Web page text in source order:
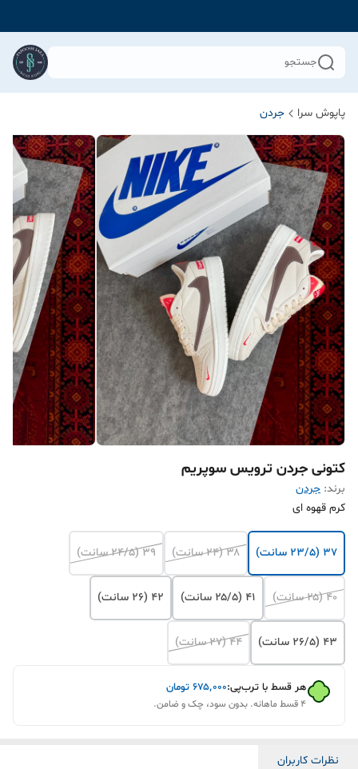
جستجو
پاپوش سرا جردن
کتونی جردن ترویس سوپریم
برند: جردن
کرم قهوه ای
۳۷ (۲۳/۵ سانت) ۳۸ (۲۴ سانت) ۳۹ (۲۴/۵ سانت)
۴۰ (۲۵ سانت) ۴۱ (۲۵/۵ سانت) ۴۲ (۲۶ سانت)
۴۳ (۲۶/۵ سانت) ۴۴ (۲۷ سانت)
هر قسط با ترب‌پی:۶۷۵٬۰۰۰ تومان
۴ قسط ماهانه. بدون سود، چک و ضامن.
نظرات کاربران